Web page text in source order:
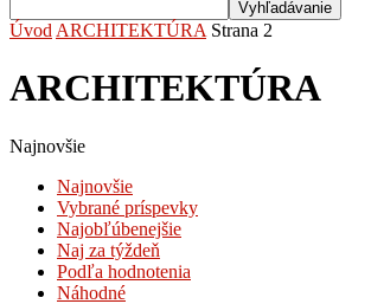
Úvod ARCHITEKTÚRA Strana 2
ARCHITEKTÚRA
Najnovšie
Najnovšie
Vybrané príspevky
Najobľúbenejšie
Naj za týždeň
Podľa hodnotenia
Náhodné